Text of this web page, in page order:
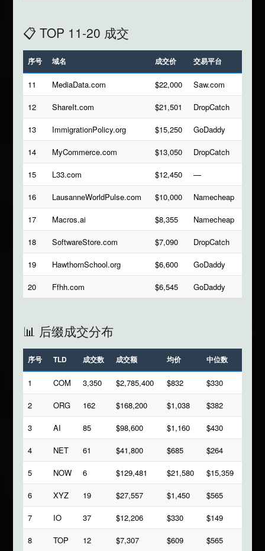
📋 TOP 11-20 成交
序号 域名 成交价 交易平台
11 MediaData.com $22,000
Saw.com
12
ShareIt.com $21,501
DropCatch
13
ImmigrationPolicy.org $15,250
GoDaddy
14
MyCommerce.com $13,050
DropCatch
15
L33.com $12,450
—
16
LausanneWorldPulse.com $10,000
Namecheap
17
Macros.ai $8,355
Namecheap
18
SoftwareStore.com $7,090
DropCatch
19
HawthornSchool.org $6,600
GoDaddy
20
Ffhh.com $6,545 GoDaddy
📊 后缀成交分布
序号 TLD 成交数 成交额 均价 中位数
1 COM 3,350 $2,785,400 $832
$330
2
ORG 162 $168,200 $1,038
$382
3
AI 85 $98,600 $1,160
$430
4
NET 61 $41,800 $685
$264
5
NOW 6 $129,481 $21,580
$15,359
6
XYZ 19 $27,557 $1,450
$565
7
IO 37 $12,206 $330
$149
8
TOP 12 $7,307 $609 $565